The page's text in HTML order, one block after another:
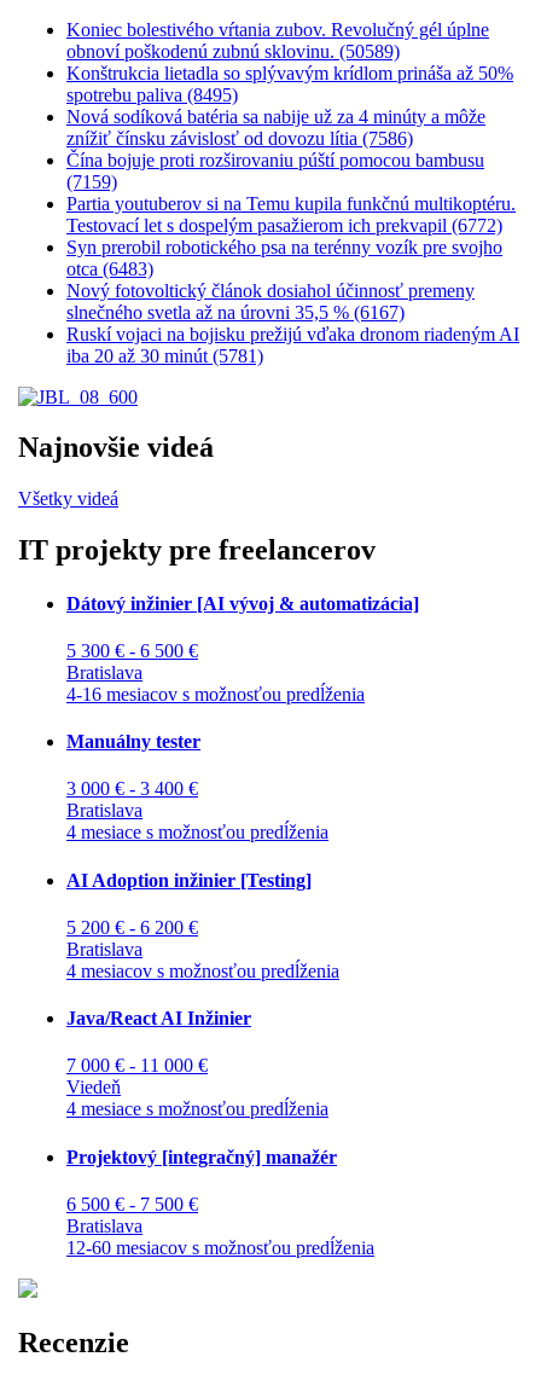
Koniec bolestivého vŕtania zubov. Revolučný gél úplne
obnoví poškodenú zubnú sklovinu. (50589)
Konštrukcia lietadla so splývavým krídlom prináša až 50%
spotrebu paliva (8495)
Nová sodíková batéria sa nabije už za 4 minúty a môže
znížiť čínsku závislosť od dovozu lítia (7586)
Čína bojuje proti rozširovaniu púští pomocou bambusu
(7159)
Partia youtuberov si na Temu kupila funkčnú multikoptéru.
Testovací let s dospelým pasažierom ich prekvapil (6772)
Syn prerobil robotického psa na terénny vozík pre svojho
otca (6483)
Nový fotovoltický článok dosiahol účinnosť premeny
slnečného svetla až na úrovni 35,5 % (6167)
Ruskí vojaci na bojisku prežijú vďaka dronom riadeným AI
iba 20 až 30 minút (5781)
Najnovšie videá
Všetky videá
IT projekty pre freelancerov
Dátový inžinier [AI vývoj & automatizácia]
5 300 € - 6 500 €
Bratislava
4-16 mesiacov s možnosťou predĺženia
Manuálny tester
3 000 € - 3 400 €
Bratislava
4 mesiace s možnosťou predĺženia
AI Adoption inžinier [Testing]
5 200 € - 6 200 €
Bratislava
4 mesiacov s možnosťou predĺženia
Java/React AI Inžinier
7 000 € - 11 000 €
Viedeň
4 mesiace s možnosťou predĺženia
Projektový [integračný] manažér
6 500 € - 7 500 €
Bratislava
12-60 mesiacov s možnosťou predĺženia
Recenzie